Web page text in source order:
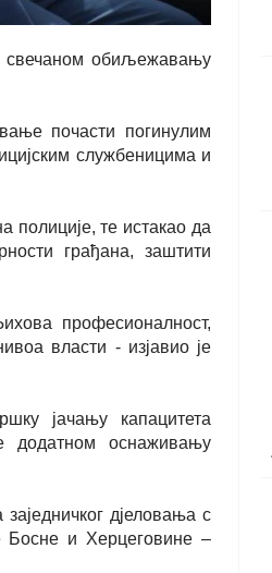
свечаном обиљежавању
почасти погинулим
службеницима и
те истакао да
грађана, заштити
професионалност,
власти - изјавио је
јачању капацитета
додатном оснаживању
д‌јеловања с
Босне и Херцеговине –